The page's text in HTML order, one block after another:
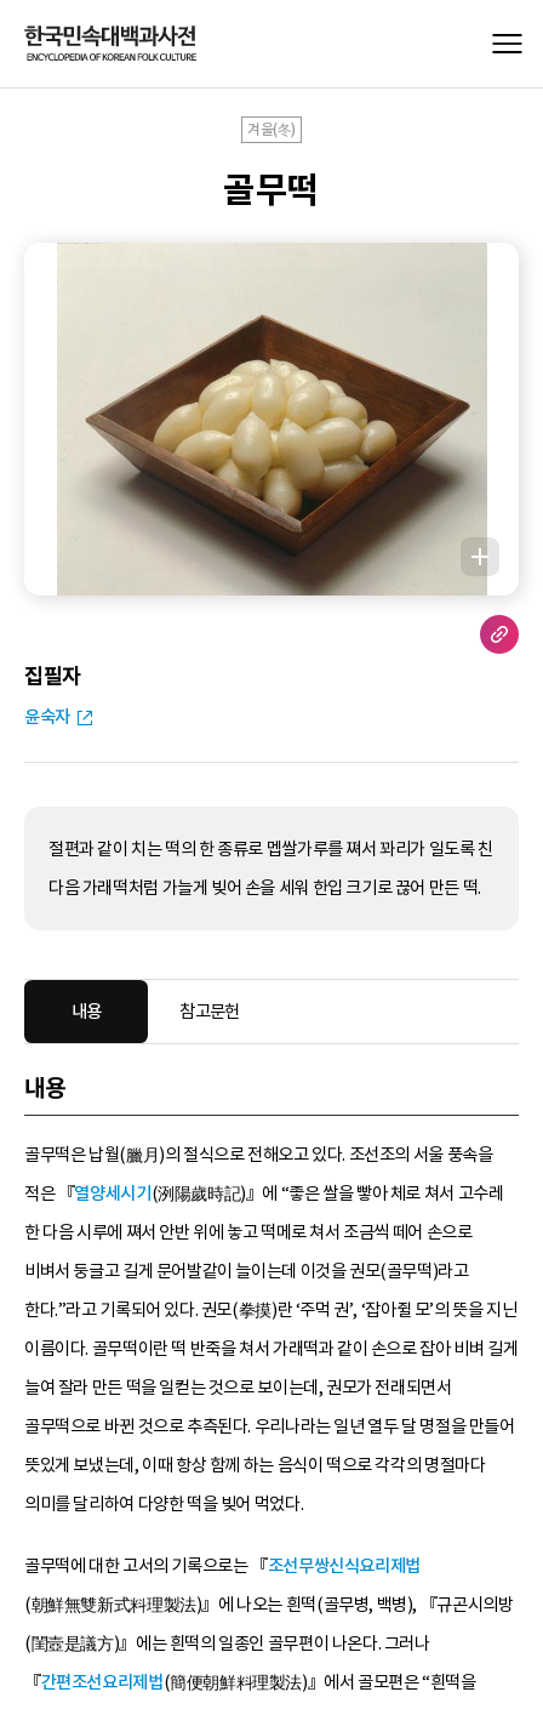
겨울(冬)
골무떡
집필자
윤숙자
절편과 같이 치는 떡의 한 종류로 멥쌀가루를 쪄서 꽈리가 일도록 친
다음 가래떡처럼 가늘게 빚어 손을 세워 한입 크기로 끊어 만든 떡.
내용 참고문헌
내용
골무떡은 납월(臘月)의 절식으로 전해오고 있다. 조선조의 서울 풍속을
적은 『열양세시기 (洌陽歲時記)』에 “좋은 쌀을 빻아 체로 쳐서 고수레
한 다음 시루에 쪄서 안반 위에 놓고 떡메로 쳐서 조금씩 떼어 손으로
비벼서 둥글고 길게 문어발같이 늘이는데 이것을 권모(골무떡)라고
한다.”라고 기록되어 있다. 권모(拳摸)란 ‘주먹 권’, ‘잡아쥘 모’의 뜻을 지닌
이름이다. 골무떡이란 떡 반죽을 쳐서 가래떡과 같이 손으로 잡아 비벼 길게
늘여 잘라 만든 떡을 일컫는 것으로 보이는데, 권모가 전래되면서
골무떡으로 바뀐 것으로 추측된다. 우리나라는 일년 열두 달 명절을 만들어
뜻있게 보냈는데, 이때 항상 함께 하는 음식이 떡으로 각각의 명절마다
의미를 달리하여 다양한 떡을 빚어 먹었다.
골무떡에 대한 고서의 기록으로는 『조선무쌍신식요리제법
(朝鮮無雙新式料理製法)』에 나오는 흰떡(골무병, 백병), 『규곤시의방
(閨壼是議方)』에는 흰떡의 일종인 골무편이 나온다. 그러나
『간편조선요리제법(簡便朝鮮料理製法)』에서 골모편은 “흰떡을